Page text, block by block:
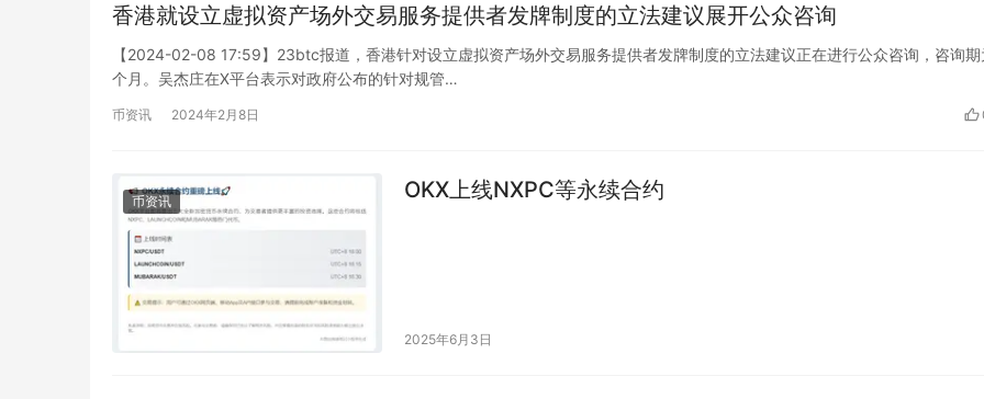
香港就设立虚拟资产场外交易服务提供者发牌制度的立法建议展开公众咨询
【2024-02-08 17:59】23btc报道，香港针对设立虚拟资产场外交易服务提供者发牌制度的立法建议正在进行公众咨询，咨询期
个月。吴杰庄在X平台表示对政府公布的针对规管…
币资讯 2024年2月8日
币资讯 OKX上线NXPC等永续合约
2025年6月3日